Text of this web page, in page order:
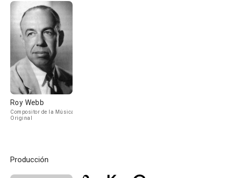
Roy Webb
Compositor de la Música
Original
Producción